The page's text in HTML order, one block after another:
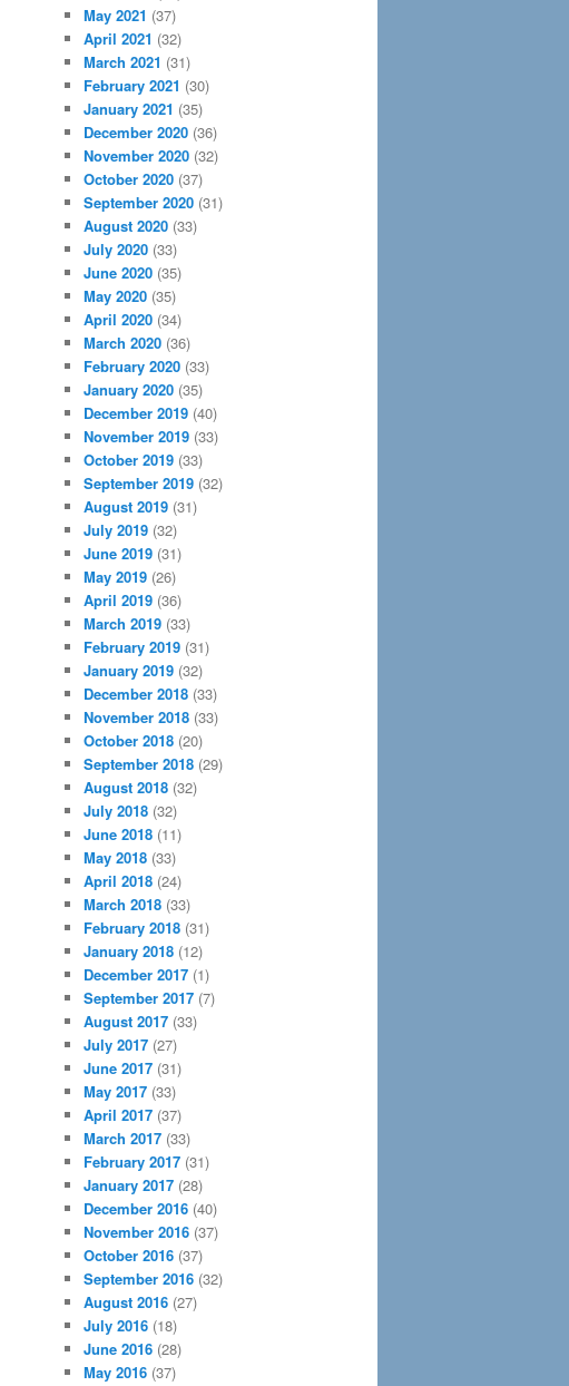
May 2021 (37)
April 2021 (32)
March 2021 (31)
February 2021 (30)
January 2021 (35)
December 2020 (36)
November 2020 (32)
October 2020 (37)
September 2020 (31)
August 2020 (33)
July 2020 (33)
June 2020 (35)
May 2020 (35)
April 2020 (34)
March 2020 (36)
February 2020 (33)
January 2020 (35)
December 2019 (40)
November 2019 (33)
October 2019 (33)
September 2019 (32)
August 2019 (31)
July 2019 (32)
June 2019 (31)
May 2019 (26)
April 2019 (36)
March 2019 (33)
February 2019 (31)
January 2019 (32)
December 2018 (33)
November 2018 (33)
October 2018 (20)
September 2018 (29)
August 2018 (32)
July 2018 (32)
June 2018 (11)
May 2018 (33)
April 2018 (24)
March 2018 (33)
February 2018 (31)
January 2018 (12)
December 2017 (1)
September 2017 (7)
August 2017 (33)
July 2017 (27)
June 2017 (31)
May 2017 (33)
April 2017 (37)
March 2017 (33)
February 2017 (31)
January 2017 (28)
December 2016 (40)
November 2016 (37)
October 2016 (37)
September 2016 (32)
August 2016 (27)
July 2016 (18)
June 2016 (28)
May 2016 (37)